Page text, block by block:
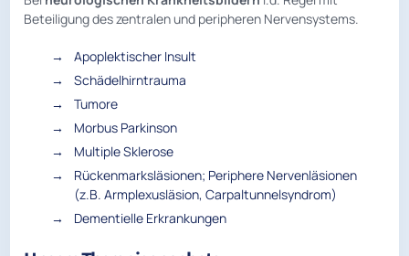
Beteiligung des zentralen und peripheren Nervensystems.
Apoplektischer Insult
Schädelhirntrauma
Tumore
Morbus Parkinson
Multiple Sklerose
Rückenmarksläsionen; Periphere Nervenläsionen
(z.B. Armplexusläsion, Carpaltunnelsyndrom)
Dementielle Erkrankungen